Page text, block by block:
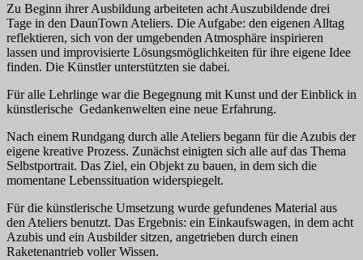
Zu Beginn ihrer Ausbildung arbeiteten acht Auszubildende drei
Tage in den DaunTown Ateliers. Die Aufgabe: den eigenen Alltag
reflektieren, sich von der umgebenden Atmosphäre inspirieren
lassen und improvisierte Lösungsmöglichkeiten für ihre eigene Idee
finden. Die Künstler unterstützten sie dabei.
Für alle Lehrlinge war die Begegnung mit Kunst und der Einblick in
künstlerische Gedankenwelten eine neue Erfahrung.
Nach einem Rundgang durch alle Ateliers begann für die Azubis der
eigene kreative Prozess. Zunächst einigten sich alle auf das Thema
Selbstportrait. Das Ziel, ein Objekt zu bauen, in dem sich die
momentane Lebenssituation widerspiegelt.
Für die künstlerische Umsetzung wurde gefundenes Material aus
den Ateliers benutzt. Das Ergebnis: ein Einkaufswagen, in dem acht
Azubis und ein Ausbilder sitzen, angetrieben durch einen
Raketenantrieb voller Wissen.